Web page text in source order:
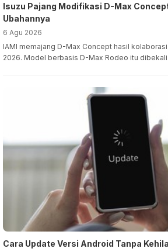
Isuzu Pajang Modifikasi D-Max
Ubahannya
6 Agu 2026
IAMI memajang D-Max Concept hasil kolaborasi
2026. Model berbasis D-Max Rodeo itu dibekali
Cara Update Versi Android Tanpa